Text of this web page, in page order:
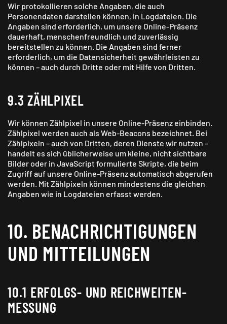
Wir protokollieren solche Angaben, die auch
Personendaten darstellen können, in Log­dateien. Die
Angaben sind erforderlich, um unsere Online-Präsenz
dauerhaft, menschen­freundlich und zuverlässig
bereitstellen zu können. Die Angaben sind ferner
erforderlich, um die Datensicherheit gewährleisten zu
können – auch durch Dritte oder mit Hilfe von Dritten.
9.3 ZÄHLPIXEL
Wir können Zählpixel in unsere Online-Präsenz einbinden.
Zählpixel werden auch als Web-Beacons bezeichnet. Bei
Zählpixeln – auch von Dritten, deren Dienste wir nutzen –
handelt es sich üblicherweise um kleine, nicht sichtbare
Bilder oder in JavaScript formulierte Skripte, die beim
Zugriff auf unsere Online-Präsenz automatisch abgerufen
werden. Mit Zählpixeln können mindestens die gleichen
Angaben wie in Log­dateien erfasst werden.
10. BENACH­RICHTI­GUNGEN
UND MIT­TEILUNGEN
10.1 ERFOLGS- UND REICHWEITEN­
MESSUNG